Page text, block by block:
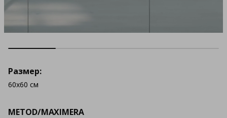
METOD/MAXIMERA
Размер:
60x60 см